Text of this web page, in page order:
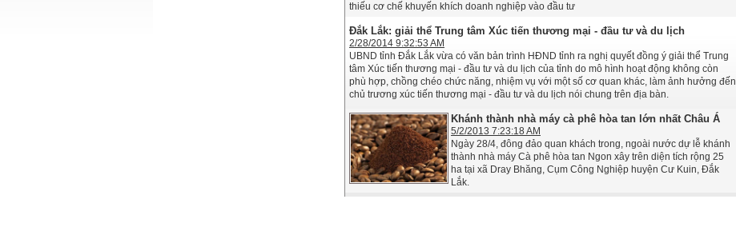
thiếu cơ chế khuyến khích doanh nghiệp vào đầu tư
Đắk Lắk: giải thể Trung tâm Xúc tiến thương mại - đầu tư và du lịch
2/28/2014 9:32:53 AM
UBND tỉnh Đắk Lắk vừa có văn bản trình HĐND tỉnh ra nghị quyết đồng ý giải thể Trung
tâm Xúc tiến thương mại - đầu tư và du lịch của tỉnh do mô hình hoạt động không còn
phù hợp, chồng chéo chức năng, nhiệm vụ với một số cơ quan khác, làm ảnh hưởng đến
chủ trương xúc tiến thương mại - đầu tư và du lịch nói chung trên địa bàn.
Khánh thành nhà máy cà phê hòa tan lớn nhất Châu Á
5/2/2013 7:23:18 AM
Ngày 28/4, đông đảo quan khách trong, ngoài nước dự lễ khánh
thành nhà máy Cà phê hòa tan Ngon xây trên diện tích rộng 25
ha tại xã Dray Bhăng, Cụm Công Nghiệp huyện Cư Kuin, Đắk
Lắk.